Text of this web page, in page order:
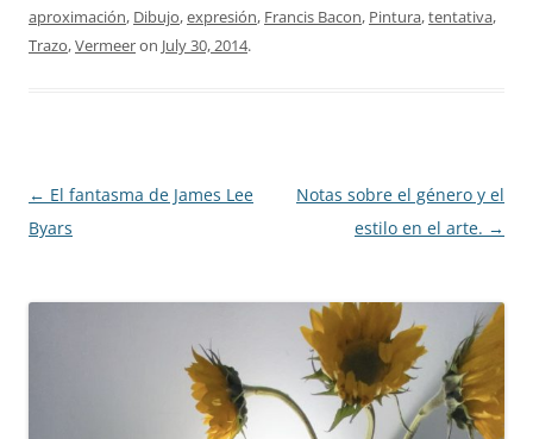
aproximación, Dibujo,expresión, Francis Bacon, Pintura,tentativa,
Trazo,Vermeeron July 30, 2014.
Post navigation
← El fantasma de James Lee
Byars
Notas sobre el género y el
estilo en el arte. →